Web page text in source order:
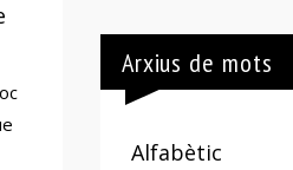
Arxius de mots
Alfabètic